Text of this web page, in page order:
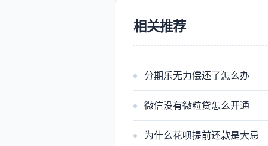
相关推荐
分期乐无力偿还了怎么办
微信没有微粒贷怎么开通
为什么花呗提前还款是大忌